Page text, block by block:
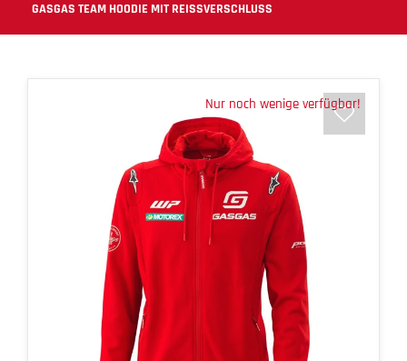
GASGAS TEAM HOODIE MIT REISSVERSCHLUSS
Nur noch wenige verfügbar!